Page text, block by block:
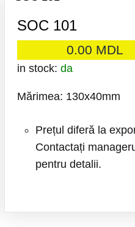
SOC 101
0.00 MDL
in stock: da
Mărimea: 130x40mm
Prețul diferă la
Contactați
pentru detalii.